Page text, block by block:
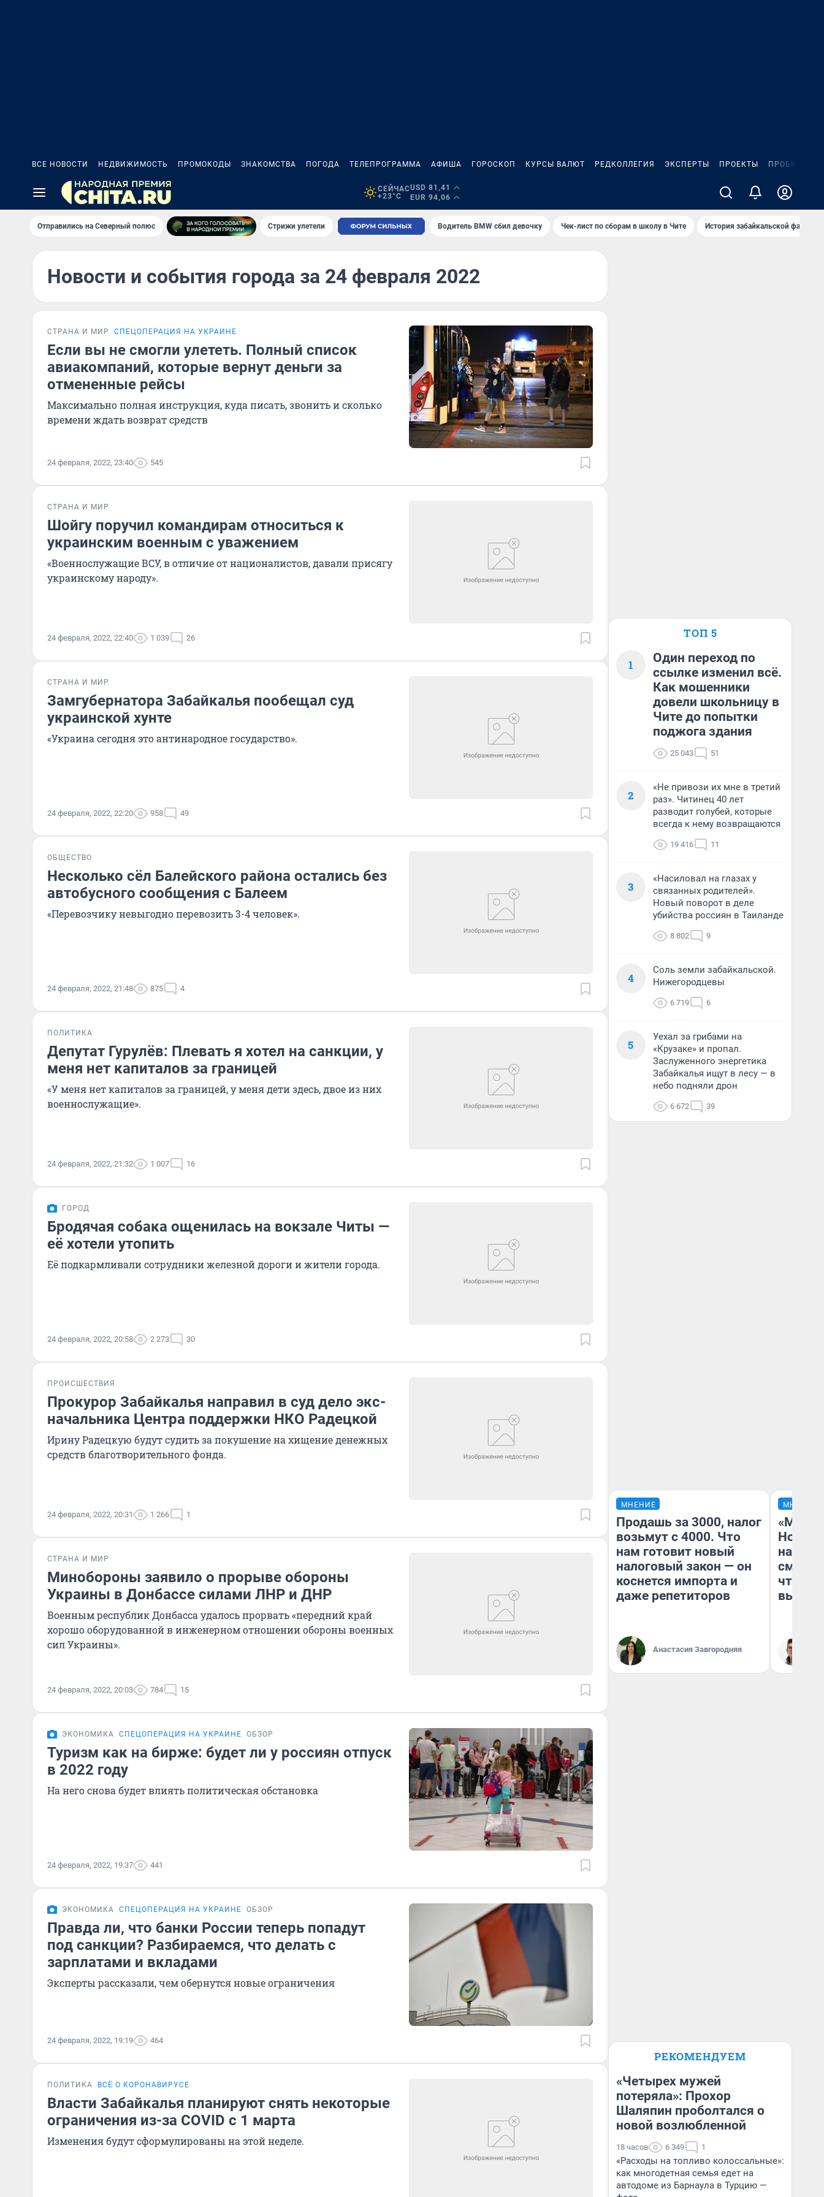
ВСЕ НОВОСТИ НЕДВИЖИМОСТЬ ПРОМОКОДЫ ЗНАКОМСТВА ПОГОДА ТЕЛЕПРОГРАММА АФИША ГОРОСКОП КУРСЫ ВАЛЮТ РЕДКОЛЛЕГИЯ ЭКСПЕРТЫ ПРОЕКТЫ ПРОБКИ
СЕЙЧАС
+23°C
USD 81,41
EUR 94,06
Отправились на Северный полюс Стрижи улетели Водитель BMW сбил девочку Чек-лист по сборам в школу в Чите История забайкальской фамилии
Новости и события города за 24 февраля 2022
СТРАНА И МИР СПЕЦОПЕРАЦИЯ НА УКРАИНЕ
Если вы не смогли улететь. Полный список
авиакомпаний, которые вернут деньги за
отмененные рейсы
Максимально полная инструкция, куда писать, звонить и сколько
времени ждать возврат средств
24 февраля, 2022, 23:40 545
СТРАНА И МИР
Шойгу поручил командирам относиться к
украинским военным с уважением
«Военнослужащие ВСУ, в отличие от националистов, давали присягу
украинскому народу».
24 февраля, 2022, 22:40 1 039 26
СТРАНА И МИР
Замгубернатора Забайкалья пообещал суд
украинской хунте
«Украина сегодня это антинародное государство».
24 февраля, 2022, 22:20 958 49
ОБЩЕСТВО
Несколько сёл Балейского района остались без
автобусного сообщения с Балеем
«Перевозчику невыгодно перевозить 3-4 человек».
24 февраля, 2022, 21:48 875 4
ПОЛИТИКА
Депутат Гурулёв: Плевать я хотел на санкции, у
меня нет капиталов за границей
«У меня нет капиталов за границей, у меня дети здесь, двое из них
военнослужащие».
24 февраля, 2022, 21:32 1 007 16
ГОРОД
Бродячая собака ощенилась на вокзале Читы —
её хотели утопить
Её подкармливали сотрудники железной дороги и жители города.
24 февраля, 2022, 20:58 2 273 30
ПРОИСШЕСТВИЯ
Прокурор Забайкалья направил в суд дело экс-
начальника Центра поддержки НКО Радецкой
Ирину Радецкую будут судить за покушение на хищение денежных
средств благотворительного фонда.
24 февраля, 2022, 20:31 1 266 1
СТРАНА И МИР
Минобороны заявило о прорыве обороны
Украины в Донбассе силами ЛНР и ДНР
Военным республик Донбасса удалось прорвать «передний край
хорошо оборудованной в инженерном отношении обороны военных
сил Украины».
24 февраля, 2022, 20:03 784 15
ЭКОНОМИКА СПЕЦОПЕРАЦИЯ НА УКРАИНЕ ОБЗОР
Туризм как на бирже: будет ли у россиян отпуск
в 2022 году
На него снова будет влиять политическая обстановка
24 февраля, 2022, 19:37 441
ЭКОНОМИКА СПЕЦОПЕРАЦИЯ НА УКРАИНЕ ОБЗОР
Правда ли, что банки России теперь попадут
под санкции? Разбираемся, что делать с
зарплатами и вкладами
Эксперты рассказали, чем обернутся новые ограничения
24 февраля, 2022, 19:19 464
ПОЛИТИКА ВСЁ О КОРОНАВИРУСЕ
Власти Забайкалья планируют снять некоторые
ограничения из-за COVID с 1 марта
Изменения будут сформулированы на этой неделе.
ТОП 5
1
Один переход по
ссылке изменил всё.
Как мошенники
довели школьницу в
Чите до попытки
поджога здания
25 043 51
2
«Не привози их мне в третий
раз». Читинец 40 лет
разводит голубей, которые
всегда к нему возвращаются
19 416 11
3
«Насиловал на глазах у
связанных родителей».
Новый поворот в деле
убийства россиян в Таиланде
8 802 9
4
Соль земли забайкальской.
Нижегородцевы
6 719 6
5
Уехал за грибами на
«Крузаке» и пропал.
Заслуженного энергетика
Забайкалья ищут в лесу — в
небо подняли дрон
6 672 39
МНЕНИЕ
Продашь за 3000, налог
возьмут с 4000. Что
нам готовит новый
налоговый закон — он
коснется импорта и
даже репетиторов
Анастасия Завгородняя
МНЕНИЕ
«Мы
чтобы
РЕКОМЕНДУЕМ
«Четырех мужей
потеряла»: Прохор
Шаляпин проболтался о
новой возлюбленной
18 часов 6 349 1
«Расходы на топливо колоссальные»:
как многодетная семья едет на
автодоме из Барнаула в Турцию —